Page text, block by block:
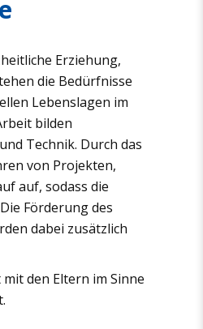
Erziehung,
die Bedürfnisse
Lebenslagen im
bilden
Technik. Durch das
von Projekten,
auf, sodass die
Förderung des
dabei zusätzlich
den Eltern im Sinne